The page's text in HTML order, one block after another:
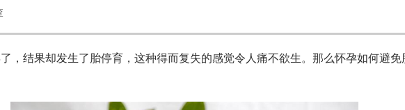
，结果却发生了胎停育，这种得而复失的感觉令人痛不欲生。那么怀孕如何避